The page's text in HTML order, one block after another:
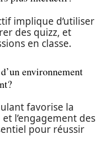
implique d’utiliser
des quizz, et
en classe.
environnement
favorise la
l’engagement des
pour réussir